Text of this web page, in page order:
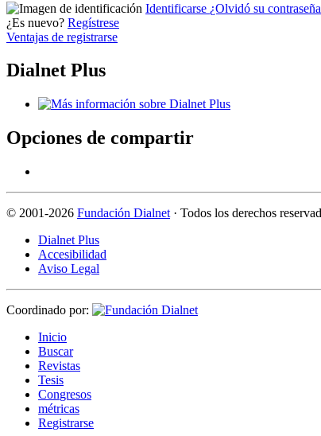
Identificarse ¿Olvidó su
¿Es nuevo? Regístrese
Ventajas de registrarse
Dialnet Plus
Opciones de compartir
© 2001-2026 Fundación Dialnet · Todos los derechos
Dialnet Plus
Accesibilidad
Aviso Legal
Coordinado por:
Inicio
Buscar
Revistas
Tesis
Congresos
métricas
Registrarse